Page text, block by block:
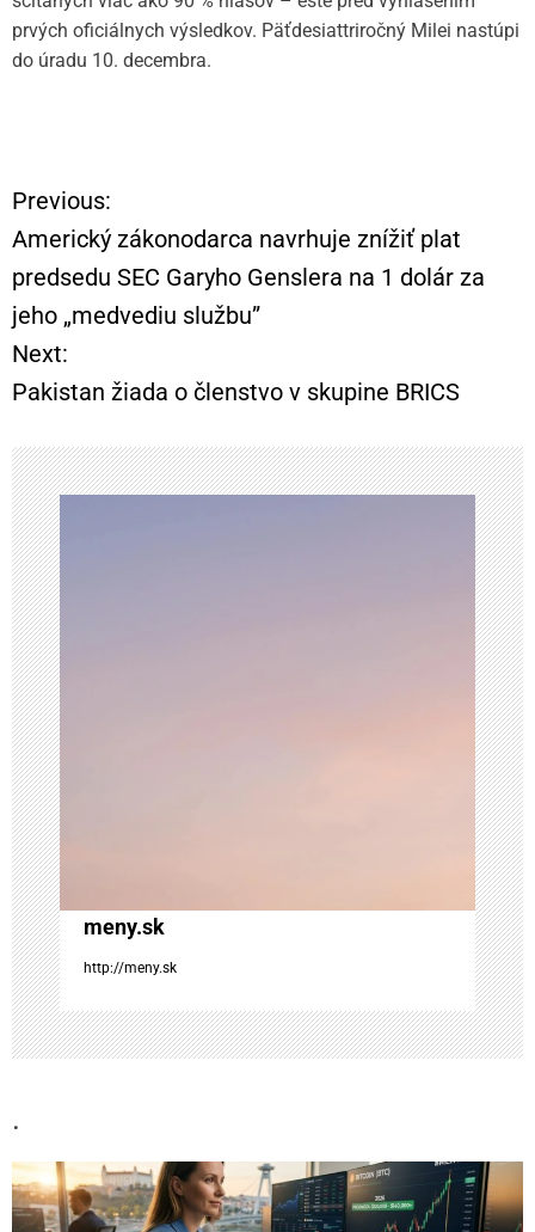
prvých oficiálnych výsledkov. Päťdesiattriročný Milei nastúpi
do úradu 10. decembra.
N
a
v
i
g
á
c
i
a
v
č
l
á
n
k
u
Previous:
Americký zákonodarca navrhuje znížiť plat
predsedu SEC Garyho Genslera na 1 dolár za
jeho „medvediu službu”
Next:
Pakistan žiada o členstvo v skupine BRICS
meny.sk
http://meny.sk
.